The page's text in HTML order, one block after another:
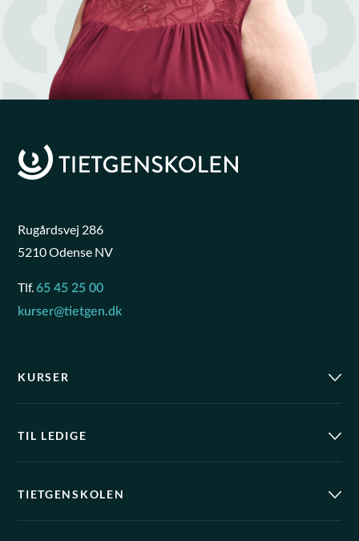
Rugårdsvej 286
5210 Odense NV
Tlf.65 45 25 00
kurser@tietgen.dk
KURSER
TIL LEDIGE
TIETGENSKOLEN